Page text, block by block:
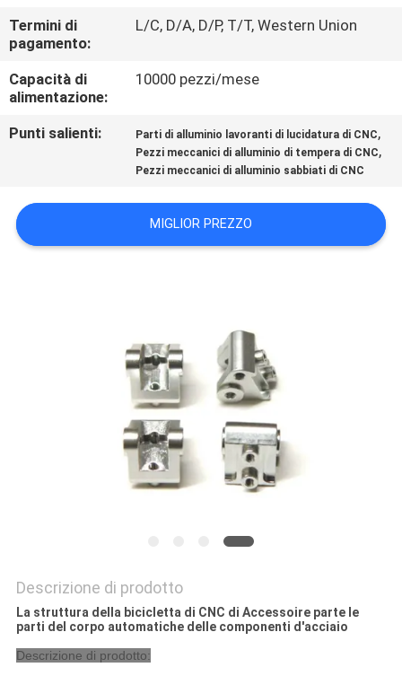
CHIEDI
UN
PREVENTIVO
DEL
SITO
Termini di
pagamento:
L/C, D/A, D/P, T/T, Western Union
Capacità di
alimentazione:
10000 pezzi/mese
Punti salienti: Parti di alluminio lavoranti di lucidatura di CNC,
Pezzi meccanici di alluminio di tempera di CNC,
Pezzi meccanici di alluminio sabbiati di CNC
MIGLIOR PREZZO
Descrizione di prodotto
La struttura della bicicletta di CNC di Accessoire parte le
parti del corpo automatiche delle componenti d'acciaio
Descrizione di prodotto: